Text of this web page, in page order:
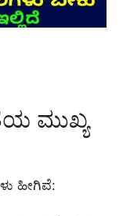
ಮುಖ್ಯ
ಹೀಗಿವೆ: